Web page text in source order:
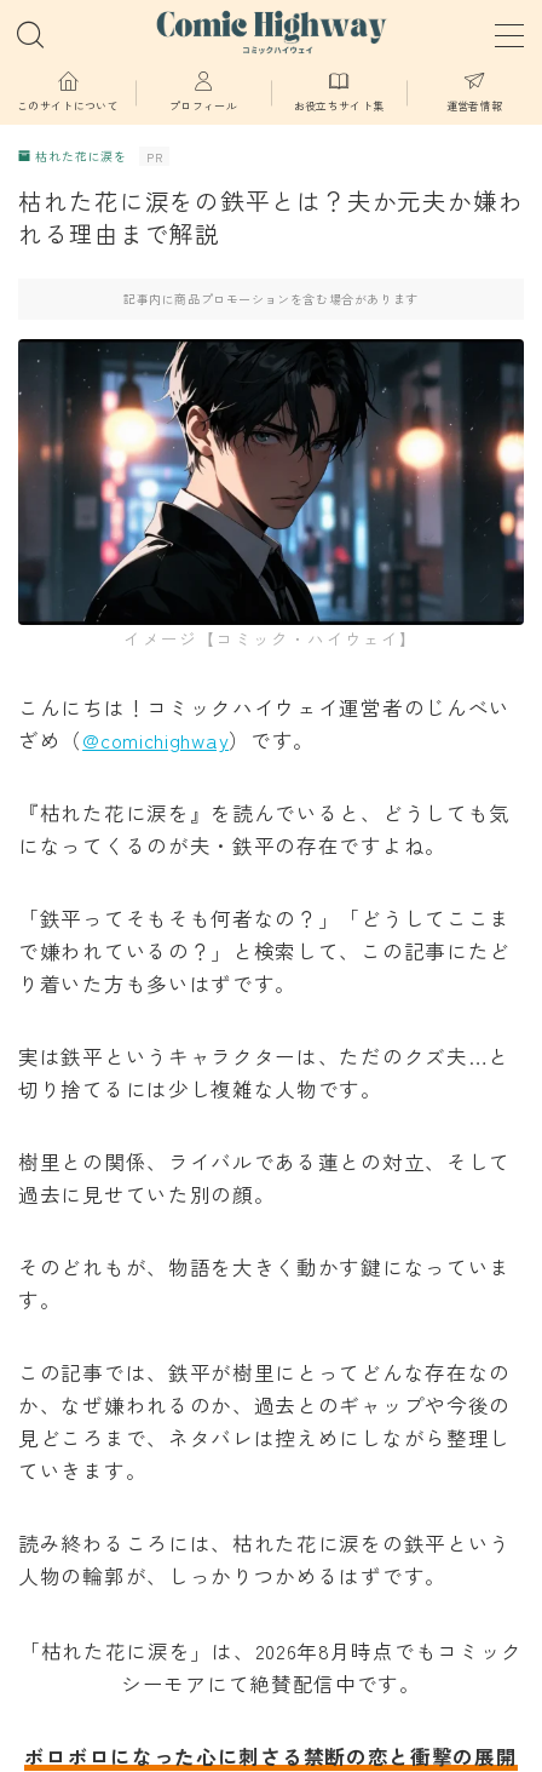
MENU
少年・青年向け
少女・女性向け
TL・BL漫画
異世界物語
漫画
葬送のフリーレン
みいちゃんと山田さん
作戦名は純情
枯れた花に涙を
薬屋のひとりごと
黒執事
俺だけレベルアップな件
オフィスの彼女
ある日お姫様になってしまった件について
春の嵐とモンスター
このサイトについて プロフィール お役立ちサイト集 運営者情報
枯れた花に涙を PR
枯れた花に涙をの鉄平とは？夫か元夫か嫌わ
れる理由まで解説
記事内に商品プロモーションを含む場合があります
イメージ【コミック・ハイウェイ】
こんにちは！コミックハイウェイ運営者のじんべい
ざめ（@comichighway）です。
『枯れた花に涙を』を読んでいると、どうしても気
になってくるのが夫・鉄平の存在ですよね。
「鉄平ってそもそも何者なの？」「どうしてここま
で嫌われているの？」と検索して、この記事にたど
り着いた方も多いはずです。
実は鉄平というキャラクターは、ただのクズ夫…と
切り捨てるには少し複雑な人物です。
樹里との関係、ライバルである蓮との対立、そして
過去に見せていた別の顔。
そのどれもが、物語を大きく動かす鍵になっていま
す。
この記事では、鉄平が樹里にとってどんな存在なの
か、なぜ嫌われるのか、過去とのギャップや今後の
見どころまで、ネタバレは控えめにしながら整理し
ていきます。
読み終わるころには、枯れた花に涙をの鉄平という
人物の輪郭が、しっかりつかめるはずです。
「枯れた花に涙を」は、2026年8月時点でもコミック
シーモアにて絶賛配信中です。
ボロボロになった心に刺さる禁断の恋と衝撃の展開